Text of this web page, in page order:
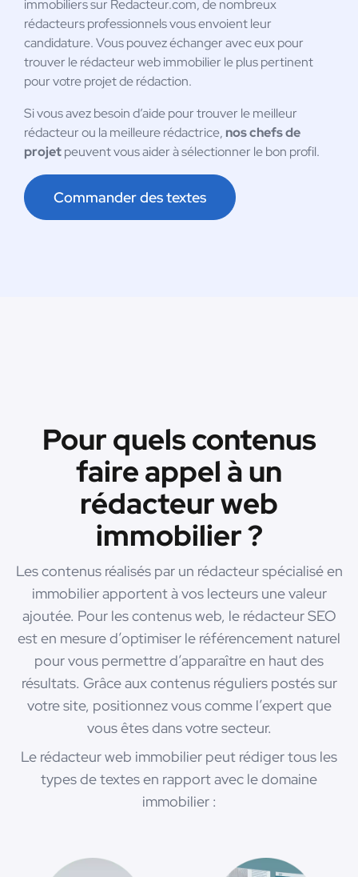
immobiliers sur Redacteur.com, de nombreux
rédacteurs professionnels vous envoient leur
candidature. Vous pouvez échanger avec eux pour
trouver le rédacteur web immobilier le plus pertinent
pour votre projet de rédaction.
Si vous avez besoin d’aide pour trouver le meilleur
rédacteur ou la meilleure rédactrice, nos chefs de
projetpeuvent vous aider à sélectionner le bon profil.
Commander des textes
Pour quels contenus
faire appel à un
rédacteur web
immobilier ?
Les contenus réalisés par un rédacteur spécialisé en
immobilier apportent à vos lecteurs une valeur
ajoutée. Pour les contenus web, le rédacteur SEO
est en mesure d’optimiser le référencement naturel
pour vous permettre d’apparaître en haut des
résultats. Grâce aux contenus réguliers postés sur
votre site, positionnez vous comme l’expert que
vous êtes dans votre secteur.
Le rédacteur web immobilier peut rédiger tous les
types de textes en rapport avec le domaine
immobilier :